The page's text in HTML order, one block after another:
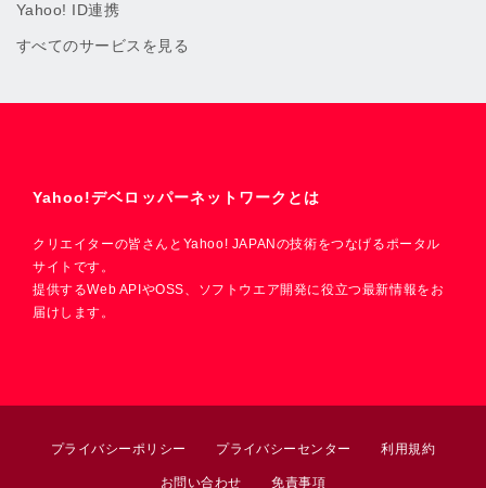
Yahoo! ID連携
すべてのサービスを見る
Yahoo!デベロッパーネットワークとは
クリエイターの皆さんとYahoo! JAPANの技術をつなげるポータル
サイトです。
提供するWeb APIやOSS、ソフトウエア開発に役立つ最新情報をお
届けします。
プライバシーポリシー プライバシーセンター 利用規約
お問い合わせ 免責事項